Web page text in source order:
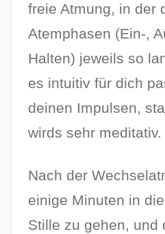
freie Atmung, in der
Atemphasen (Ein-,
Halten) jeweils so
es intuitiv für dich
deinen Impulsen,
wirds sehr meditativ.
Nach der
einige Minuten in
Stille zu gehen, und